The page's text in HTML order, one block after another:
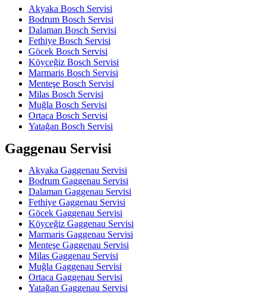
Akyaka Bosch Servisi
Bodrum Bosch Servisi
Dalaman Bosch Servisi
Fethiye Bosch Servisi
Göcek Bosch Servisi
Köyceğiz Bosch Servisi
Marmaris Bosch Servisi
Menteşe Bosch Servisi
Milas Bosch Servisi
Muğla Bosch Servisi
Ortaca Bosch Servisi
Yatağan Bosch Servisi
Gaggenau Servisi
Akyaka Gaggenau Servisi
Bodrum Gaggenau Servisi
Dalaman Gaggenau Servisi
Fethiye Gaggenau Servisi
Göcek Gaggenau Servisi
Köyceğiz Gaggenau Servisi
Marmaris Gaggenau Servisi
Menteşe Gaggenau Servisi
Milas Gaggenau Servisi
Muğla Gaggenau Servisi
Ortaca Gaggenau Servisi
Yatağan Gaggenau Servisi